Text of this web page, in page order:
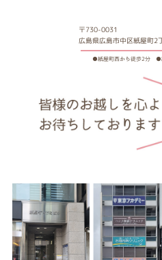
〒730-0031
広島県広島市中区紙屋町2
●紙屋町西から徒歩2分 ●